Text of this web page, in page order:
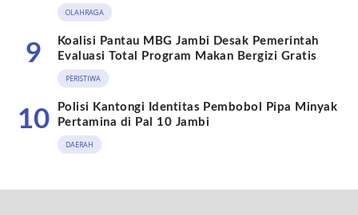
OLAHRAGA
9
Koalisi Pantau MBG Jambi Desak Pemerintah
Evaluasi Total Program Makan Bergizi Gratis
PERISTIWA
10
Polisi Kantongi Identitas Pembobol Pipa Minyak
Pertamina di Pal 10 Jambi
DAERAH